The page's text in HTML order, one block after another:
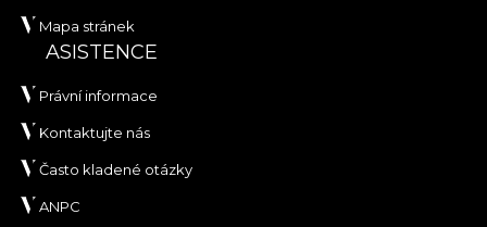
Mapa stránek
ASISTENCE
Právní informace
Kontaktujte nás
Často kladené otázky
ANPC